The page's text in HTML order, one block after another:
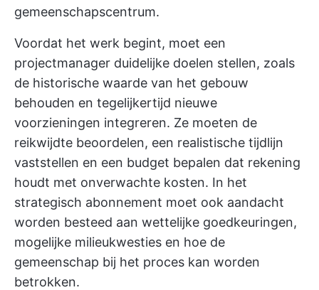
gemeenschapscentrum.
Voordat het werk begint, moet een
projectmanager duidelijke doelen stellen, zoals
de historische waarde van het gebouw
behouden en tegelijkertijd nieuwe
voorzieningen integreren. Ze moeten de
reikwijdte beoordelen, een realistische tijdlijn
vaststellen en een budget bepalen dat rekening
houdt met onverwachte kosten. In het
strategisch abonnement moet ook aandacht
worden besteed aan wettelijke goedkeuringen,
mogelijke milieukwesties en hoe de
gemeenschap bij het proces kan worden
betrokken.